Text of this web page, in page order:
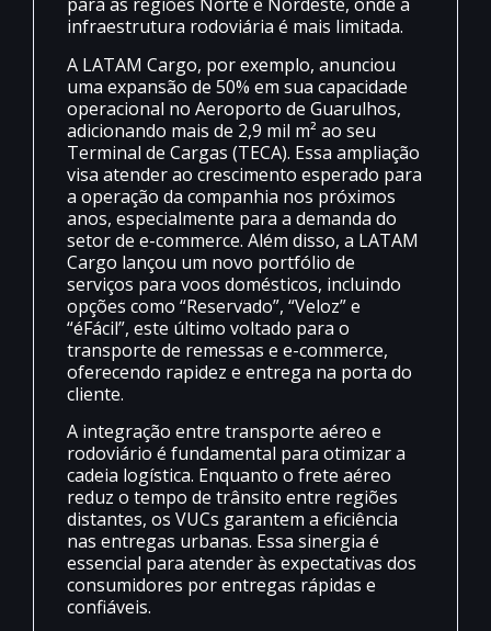
para as regiões Norte e Nordeste, onde a
infraestrutura rodoviária é mais limitada.
A LATAM Cargo, por exemplo, anunciou
uma expansão de 50% em sua capacidade
operacional no Aeroporto de Guarulhos,
adicionando mais de 2,9 mil m² ao seu
Terminal de Cargas (TECA). Essa ampliação
visa atender ao crescimento esperado para
a operação da companhia nos próximos
anos, especialmente para a demanda do
setor de e-commerce. Além disso, a LATAM
Cargo lançou um novo portfólio de
serviços para voos domésticos, incluindo
opções como “Reservado”, “Veloz” e
“éFácil”, este último voltado para o
transporte de remessas e e-commerce,
oferecendo rapidez e entrega na porta do
cliente.
A integração entre transporte aéreo e
rodoviário é fundamental para otimizar a
cadeia logística. Enquanto o frete aéreo
reduz o tempo de trânsito entre regiões
distantes, os VUCs garantem a eficiência
nas entregas urbanas. Essa sinergia é
essencial para atender às expectativas dos
consumidores por entregas rápidas e
confiáveis.